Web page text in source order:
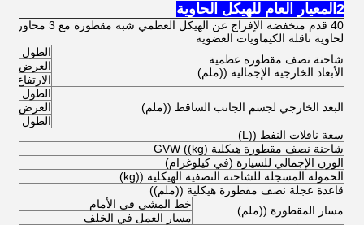
2المعيار العام للهيكل الحاوية
40 قدم منخفضة الإفراج عن الهيكل
لحاوية ناقلة الكيماويات العضوية
شاحنة نصف مقطورة عظمية
الأبعاد الخارجية الإجمالية ((ملم)
الطول
العرض
الارتفاع
البعد الخارجي لجسم الجانب الساقط ((ملم)
الطول
العرض
الطول
سعة ناقلات النفط ((L)
شاحنة نصف مقطورة هيكلية GVW ((kg)
الوزن الإجمالي للسيارة (في كيلوغرام)
الحمولة المسجلة للشاحنة النصفية الهيكلية ((kg)
قاعدة عجلة نصف مقطورة هيكلية ((ملم))
مسار المقطورة ((ملم)
خط المشي في الأمام
مسار العمل في الخلف